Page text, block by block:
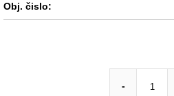
Obj. čislo:
-